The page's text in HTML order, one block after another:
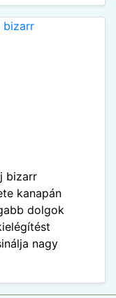
bizarr
kanapán
dolgok
nagy